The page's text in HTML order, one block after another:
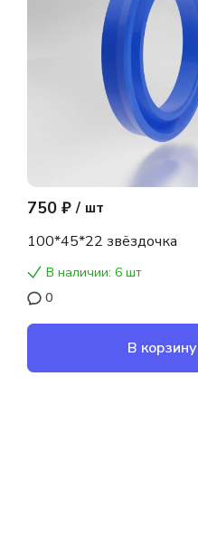
750 ₽ / шт
100*45*22 звёздочка
В наличии: 6 шт
0
В корзину